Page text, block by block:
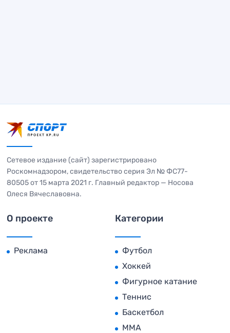
Сетевое издание (сайт) зарегистрировано
Роскомнадзором, свидетельство серия Эл № ФС77-
80505 от 15 марта 2021 г. Главный редактор — Носова
Олеся Вячеславовна.
О проекте
Реклама
Категории
Футбол
Хоккей
Фигурное катание
Теннис
Баскетбол
MMA